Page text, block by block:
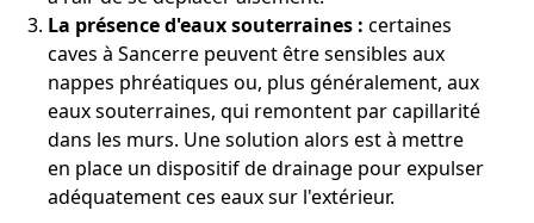
La présence d'eaux souterraines : certaines
caves à Sancerre peuvent être sensibles aux
nappes phréatiques ou, plus généralement, aux
eaux souterraines, qui remontent par capillarité
dans les murs. Une solution alors est à mettre
en place un dispositif de drainage pour expulser
adéquatement ces eaux sur l'extérieur.